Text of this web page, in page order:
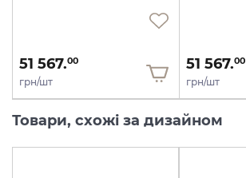
51 567.00
грн/шт
51 567.00
грн/шт
Товари, схожі за дизайном